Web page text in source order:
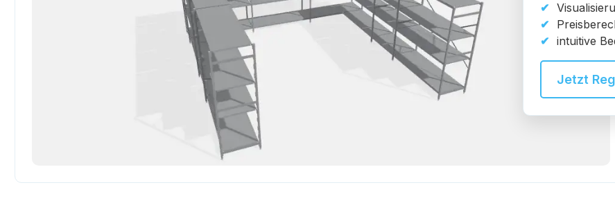
intuitive
Jetzt